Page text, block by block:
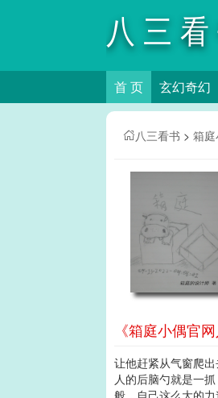
八三
首 页 玄幻奇幻
八三看书 > 箱
《箱庭小偶官
让他赶紧从气窗爬
人的后脑勺就是一
般，自己这么大的